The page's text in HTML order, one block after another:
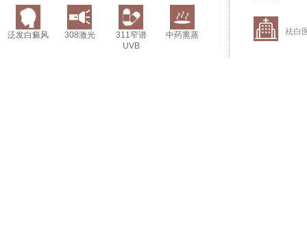
泛发白癜风 308激光
311窄谱
UVB
中药熏蒸 祛白